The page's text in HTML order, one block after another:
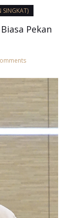
SINGKAT)
Pekan